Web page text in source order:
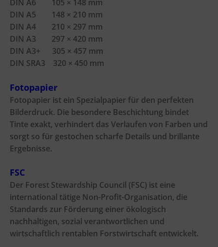
DIN A6 105 × 148 mm
DIN A5 148 × 210 mm
DIN A4 210 × 297 mm
DIN A3 297 × 420 mm
DIN A3+ 305 × 457 mm
DIN SRA3 320 × 450 mm
Fotopapier
Fotopapier ist ein Spezialpapier für den perfekten
Bilderdruck. Die besondere Beschichtung bindet
Tinte exakt, verhindert das Verlaufen von Farben und
sorgt so für gestochen scharfe Details und brillante
Ergebnisse.
FSC
Der Forest Stewardship Council (FSC) ist eine
international tätige Non-Profit-Organisation, die
Standards zur Förderung einer ökologisch
nachhaltigen, sozial verantwortlichen und
wirtschaftlich rentablen Forstwirtschaft entwickelt.